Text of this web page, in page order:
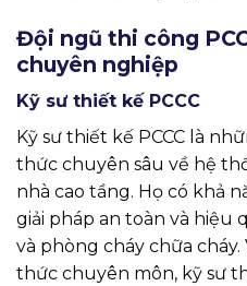
Đội ngũ thi công
chuyên nghiệp
Kỹ sư thiết kế PCCC
Kỹ sư thiết kế PCCC là
thức chuyên sâu về hệ
nhà cao tầng. Họ có khả
giải pháp an toàn và hiệu
và phòng cháy chữa
thức chuyên môn, kỹ sư